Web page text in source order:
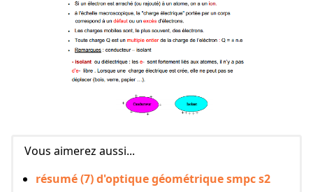
Vous aimerez aussi...
résumé (7) d'optique géométrique smpc s2